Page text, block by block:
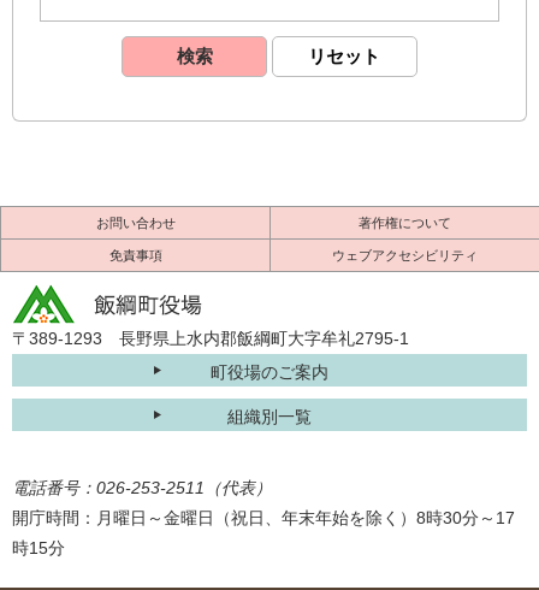
お問い合わせ 著作権について
免責事項 ウェブアクセシビリティ
〒389-1293 長野県上水内郡飯綱町大字牟礼2795-1
町役場のご案内
組織別一覧
電話番号：026-253-2511（代表）
開庁時間：月曜日～金曜日（祝日、年末年始を除く）8時30分～17
時15分